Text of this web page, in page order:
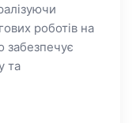
роботів на
забезпечує
та